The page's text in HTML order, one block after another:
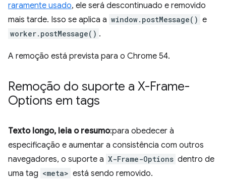
raramente usado, ele será descontinuado e removido
mais tarde. Isso se aplica a window.postMessage() e
worker.postMessage() .
A remoção está prevista para o Chrome 54.
Remoção do suporte a X-Frame-
Options em tags
Texto longo, leia o resumo:para obedecer à
especificação e aumentar a consistência com outros
navegadores, o suporte a X-Frame-Options dentro de
uma tag <meta> está sendo removido.